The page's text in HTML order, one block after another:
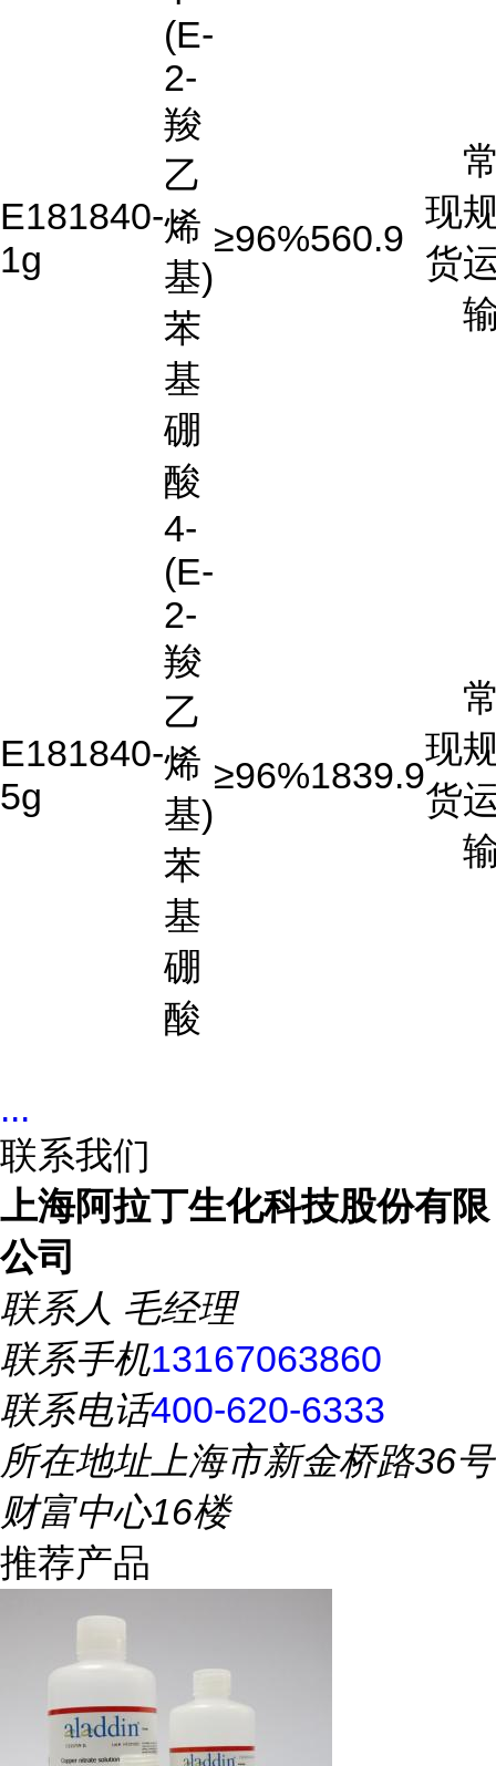
E181840-
1g
(E-
2-
羧
乙
烯
基)
苯
基
硼
酸
≥96%560.9
现
货
E181840-
5g
4-
(E-
2-
羧
乙
烯
基)
苯
基
硼
酸
≥96%1839.9
现
货
...
联系我们
上海阿拉丁生化科技股份有限
公司
联系人 毛经理
联系手机13167063860
联系电话400-620-6333
所在地址上海市新金桥路36号
财富中心16楼
推荐产品